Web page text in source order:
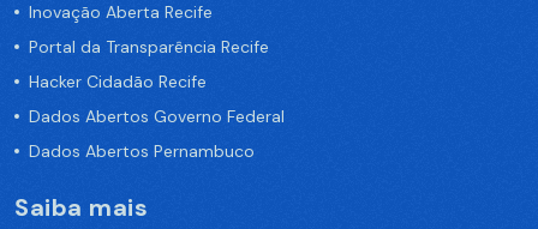
Inovação Aberta Recife
Portal da Transparência Recife
Hacker Cidadão Recife
Dados Abertos Governo Federal
Dados Abertos Pernambuco
Saiba mais